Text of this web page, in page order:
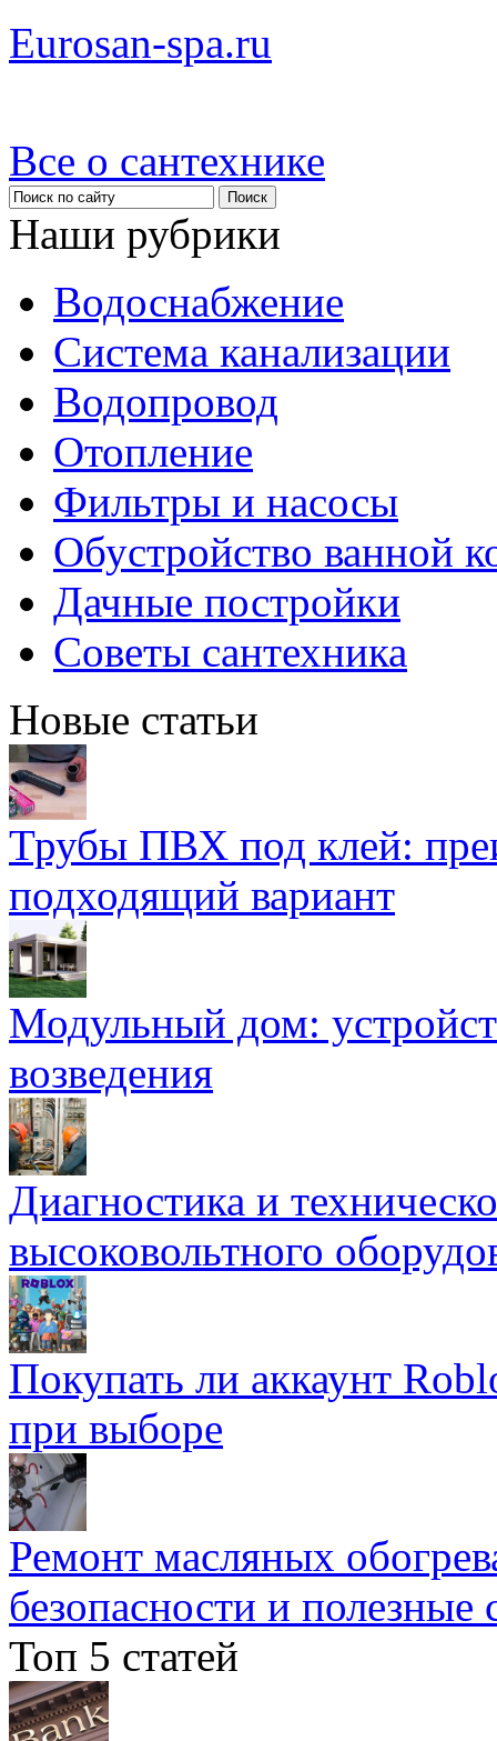
Eurosan-spa.ru
Все о сантехнике
Наши рубрики
Водоснабжение
Система канализации
Водопровод
Отопление
Фильтры и насосы
Обустройство ванной
Дачные постройки
Советы сантехника
Новые статьи
Трубы ПВХ под клей:
подходящий вариант
Модульный дом:
возведения
Диагностика и
высоковольтного
Покупать ли аккаунт
при выборе
Ремонт масляных
безопасности и полезные
Топ 5 статей